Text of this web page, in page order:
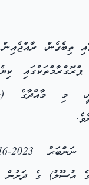
ތިބެގެން،
ޕްރޮގްރާމްތަކުގައި
މި މާއްދާގެ
2023-16
އުސޫލު) ގެ ދަށުން